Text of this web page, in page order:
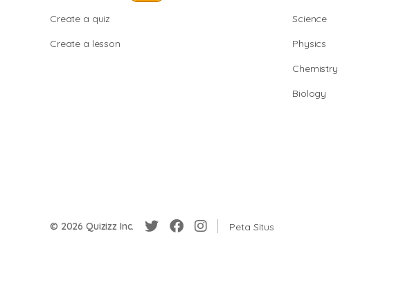
Create a quiz
Create a lesson
Science
Physics
Chemistry
Biology
© 2026 Quizizz Inc. Peta Situs